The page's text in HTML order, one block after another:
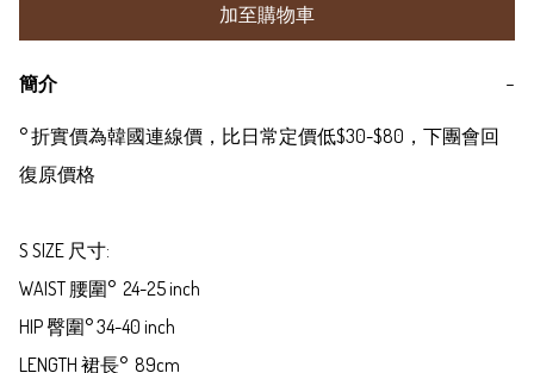
加至購物車
簡介 −
° 折實價為韓國連線價，比日常定價低$30-$80，下團會回
復原價格
S SIZE 尺寸:
WAIST 腰圍°  24-25 inch
HIP 臀圍° 34-40 inch
LENGTH 裙長°  89cm